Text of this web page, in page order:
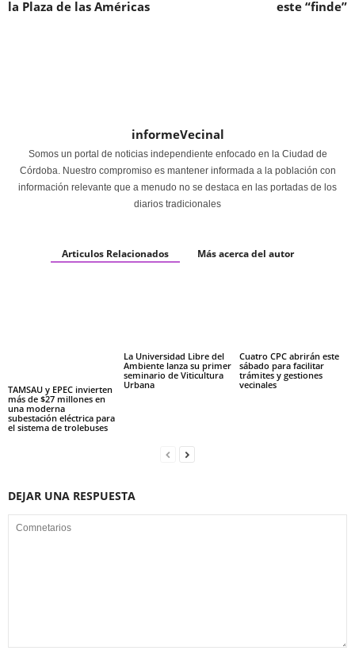
la Plaza de las Américas este “finde”
informeVecinal
Somos un portal de noticias independiente enfocado en la Ciudad de
Córdoba. Nuestro compromiso es mantener informada a la población con
información relevante que a menudo no se destaca en las portadas de los
diarios tradicionales
Articulos Relacionados Más acerca del autor
TAMSAU y EPEC invierten
más de $27 millones en
una moderna
subestación eléctrica para
el sistema de trolebuses
La Universidad Libre del
Ambiente lanza su primer
seminario de Viticultura
Urbana
Cuatro CPC abrirán este
sábado para facilitar
trámites y gestiones
vecinales
DEJAR UNA RESPUESTA